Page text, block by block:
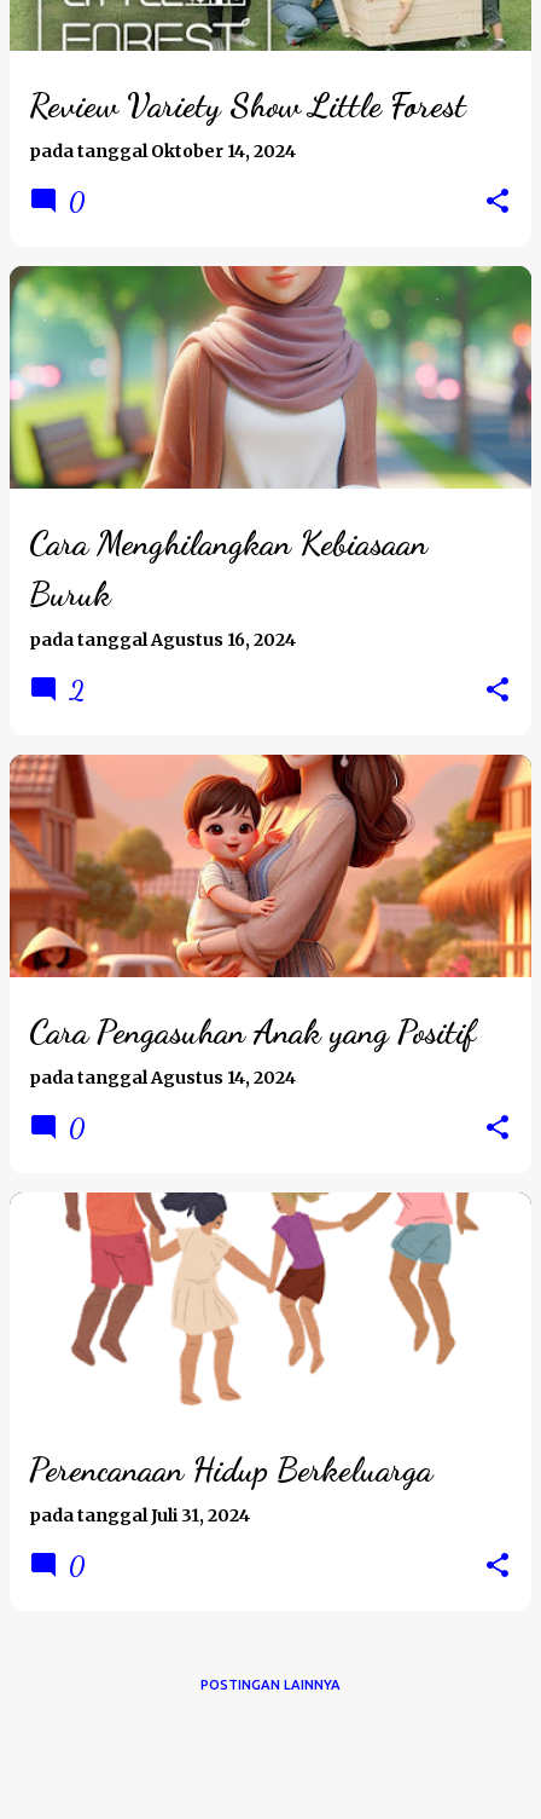
Review Variety Show Little Forest
pada tanggalOktober 14, 2024
0
Cara Menghilangkan Kebiasaan
Buruk
pada tanggalAgustus 16, 2024
2
Cara Pengasuhan Anak yang Positif
pada tanggalAgustus 14, 2024
0
Perencanaan Hidup Berkeluarga
pada tanggalJuli 31, 2024
0
POSTINGAN LAINNYA